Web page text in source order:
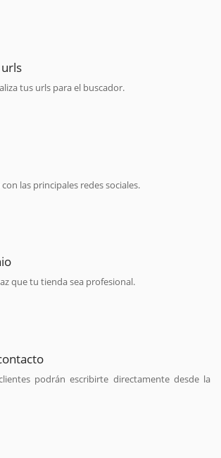
tus urls para el buscador.
las principales redes sociales.
que tu tienda sea profesional.
podrán escribirte directamente desde la